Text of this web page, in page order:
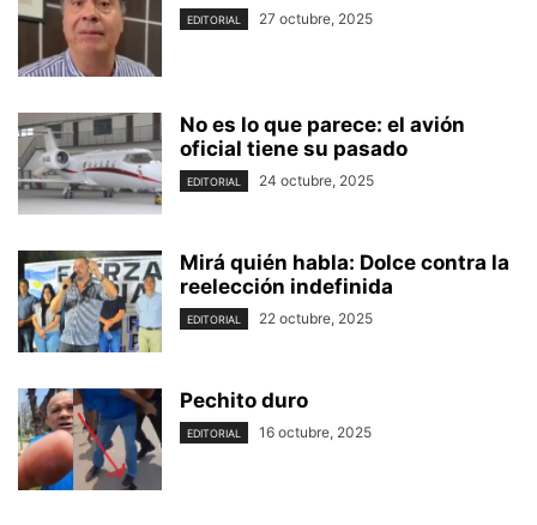
EDITORIAL 27 octubre, 2025
No es lo que parece: el avión
oficial tiene su pasado
EDITORIAL 24 octubre, 2025
Mirá quién habla: Dolce contra la
reelección indefinida
EDITORIAL 22 octubre, 2025
Pechito duro
EDITORIAL 16 octubre, 2025